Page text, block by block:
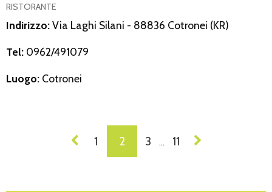
RISTORANTE
Indirizzo:Via Laghi Silani - 88836 Cotronei (KR)
Tel: 0962/491079
Luogo: Cotronei
NAVIGAZIONE
1 2 3 … 11